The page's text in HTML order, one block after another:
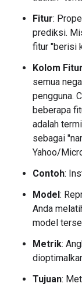
Fitur:
prediksi.
fitur "berisi
Kolom Fitur
semua
pengguna.
beberapa
adalah
sebagai
Yahoo/
Contoh:
Model:
Anda
model
Metrik:
Tujuan: